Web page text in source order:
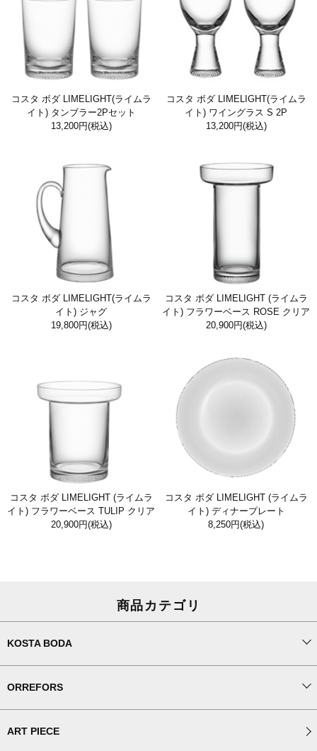
コスタ ボダ LIMELIGHT(ライムラ
イト) タンブラー2Pセット
13,200円(税込)
コスタ ボダ LIMELIGHT(ライムラ
イト) ワイングラス S 2P
13,200円(税込)
コスタ ボダ LIMELIGHT(ライムラ
イト) ジャグ
19,800円(税込)
コスタ ボダ LIMELIGHT (ライムラ
イト) フラワーベース ROSE クリア
20,900円(税込)
コスタ ボダ LIMELIGHT (ライムラ
イト) フラワーベース TULIP クリア
20,900円(税込)
コスタ ボダ LIMELIGHT (ライムラ
イト) ディナープレート
8,250円(税込)
商品カテゴリ
KOSTA BODA
ORREFORS
ART PIECE